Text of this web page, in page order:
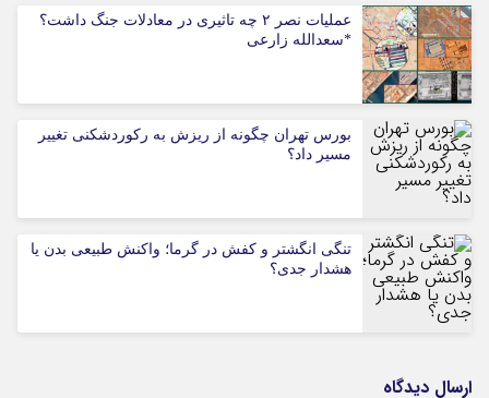
عملیات نصر ۲ چه تاثیری در معادلات جنگ داشت؟
*سعدالله زارعی
بورس تهران چگونه از ریزش به رکوردشکنی تغییر
مسیر داد؟
تنگی انگشتر و کفش در گرما؛ واکنش طبیعی بدن یا
هشدار جدی؟
ارسال دیدگاه